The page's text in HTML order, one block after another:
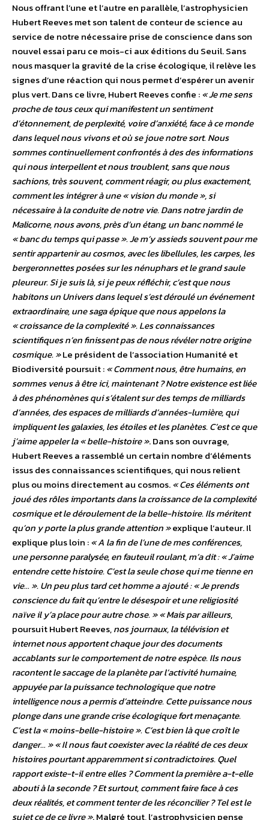
Nous offrant l’une et l’autre en parallèle, l’astrophysicien
Hubert Reeves met son talent de conteur de science au
service de notre nécessaire prise de conscience dans son
nouvel essai paru ce mois-ci aux éditions du Seuil. Sans
nous masquer la gravité de la crise écologique, il relève les
signes d’une réaction qui nous permet d’espérer un avenir
plus vert. Dans ce livre, Hubert Reeves confie :« Je me sens
proche de tous ceux qui manifestent un sentiment
d’étonnement, de perplexité, voire d’anxiété, face à ce monde
dans lequel nous vivons et où se joue notre sort. Nous
sommes continuellement confrontés à des des informations
qui nous interpellent et nous troublent, sans que nous
sachions, très souvent, comment réagir, ou plus exactement,
comment les intégrer à une « vision du monde », si
nécessaire à la conduite de notre vie. Dans notre jardin de
Malicorne, nous avons, près d’un étang, un banc nommé le
« banc du temps qui passe ». Je m’y assieds souvent pour me
sentir appartenir au cosmos, avec les libellules, les carpes, les
bergeronnettes posées sur les nénuphars et le grand saule
pleureur. Si je suis là, si je peux réfléchir, c’est que nous
habitons un Univers dans lequel s’est déroulé un événement
extraordinaire, une saga épique que nous appelons la
« croissance de la complexité ». Les connaissances
scientifiques n’en finissent pas de nous révéler notre origine
cosmique. »Le président de l’association Humanité et
Biodiversité poursuit :« Comment nous, être humains, en
sommes venus à être ici, maintenant ? Notre existence est liée
à des phénomènes qui s’étalent sur des temps de milliards
d’années, des espaces de milliards d’années-lumière, qui
impliquent les galaxies, les étoiles et les planètes. C’est ce que
j’aime appeler la « belle-histoire ». Dans son ouvrage,
Hubert Reeves a rassemblé un certain nombre d’éléments
issus des connaissances scientifiques, qui nous relient
plus ou moins directement au cosmos.« Ces éléments ont
joué des rôles importants dans la croissance de la complexité
cosmique et le déroulement de la belle-histoire. Ils méritent
qu’on y porte la plus grande attention »explique l’auteur. Il
explique plus loin :« A la fin de l’une de mes conférences,
une personne paralysée, en fauteuil roulant, m’a dit : « J’aime
entendre cette histoire. C’est la seule chose qui me tienne en
vie… ». Un peu plus tard cet homme a ajouté : « Je prends
conscience du fait qu’entre le désespoir et une religiosité
naïve il y’a place pour autre chose. »« Mais par ailleurs,
poursuit Hubert Reeves,nos journaux, la télévision et
internet nous apportent chaque jour des documents
accablants sur le comportement de notre espèce. Ils nous
racontent le saccage de la planète par l’activité humaine,
appuyée par la puissance technologique que notre
intelligence nous a permis d’atteindre. Cette puissance nous
plonge dans une grande crise écologique fort menaçante.
C’est la « moins-belle-histoire ». C’est bien là que croît le
danger… »« Il nous faut coexister avec la réalité de ces deux
histoires pourtant apparemment si contradictoires. Quel
rapport existe-t-il entre elles ? Comment la première a-t-elle
abouti à la seconde ? Et surtout, comment faire face à ces
deux réalités, et comment tenter de les réconcilier ? Tel est le
sujet ce de ce livre ». Malgré tout, l’astrophysicien pense